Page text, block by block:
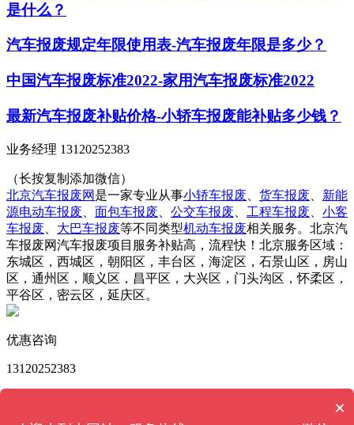
是什么？
汽车报废规定年限使用表-汽车报废年限是多少？
中国汽车报废标准2022-家用汽车报废标准2022
最新汽车报废补贴价格-小轿车报废能补贴多少钱？
业务经理 13120252383
（长按复制添加微信）
北京汽车报废网 是一家专业从事小轿车报废 货车报废
新能
源电动车报废
面包车报废 公交车报废 工程车报废
小客
车报废
大巴车报废等不同类型机动车报废相关服务。北京汽
车报废网汽车报废项目服务补贴高，流程快！北京服务区域：
东城区，西城区，朝阳区，丰台区，海淀区，石景山区，房山
区，通州区，顺义区，昌平区，大兴区，门头沟区，怀柔区，
平谷区，密云区，延庆区。
优惠咨询
13120252383
×